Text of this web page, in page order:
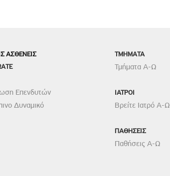
ΑΣΘΕΝΕΙΣ
Επενδυτών
Δυναμικό
TMHMATA
Τμήματα Α-Ω
ΙΑΤΡΟΙ
Βρείτε Ιατρό Α-Ω
ΠΑΘΗΣΕΙΣ
Παθήσεις Α-Ω